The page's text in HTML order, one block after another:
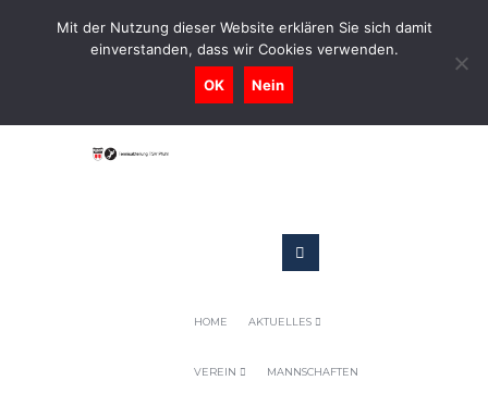
0731-9716400
Geschaeftsstelle@tennis-tsv-pfuhl.de
HOME AKTUELLES
VEREIN MANNSCHAFTEN
Mit der Nutzung dieser Website erklären Sie sich damit
einverstanden, dass wir Cookies verwenden.
OK Nein